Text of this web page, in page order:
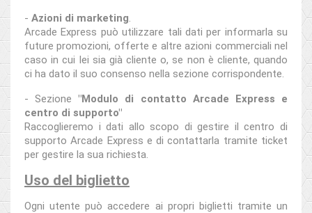
- Azioni di marketing.
Arcade Express può utilizzare tali dati per informarla su
future promozioni, offerte e altre azioni commerciali nel
caso in cui lei sia già cliente o, se non è cliente, quando
ci ha dato il suo consenso nella sezione corrispondente.
- Sezione "Modulo di contatto Arcade Express e
centro di supporto"
Raccoglieremo i dati allo scopo di gestire il centro di
supporto Arcade Express e di contattarla tramite ticket
per gestire la sua richiesta.
Uso del biglietto
Ogni utente può accedere ai propri biglietti tramite un